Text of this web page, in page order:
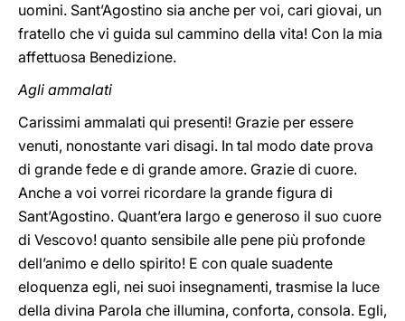
uomini. Sant’Agostino sia anche per voi, cari giovai, un
fratello che vi guida sul cammino della vita! Con la mia
affettuosa Benedizione.
Agli ammalati
Carissimi ammalati qui presenti! Grazie per essere
venuti, nonostante vari disagi. In tal modo date prova
di grande fede e di grande amore. Grazie di cuore.
Anche a voi vorrei ricordare la grande figura di
Sant’Agostino. Quant’era largo e generoso il suo cuore
di Vescovo! quanto sensibile alle pene più profonde
dell’animo e dello spirito! E con quale suadente
eloquenza egli, nei suoi insegnamenti, trasmise la luce
della divina Parola che illumina, conforta, consola. Egli,